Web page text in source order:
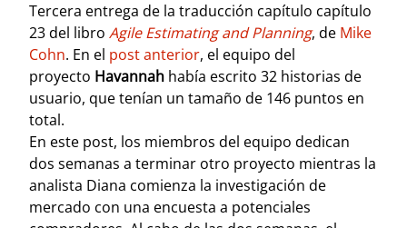
Tercera entrega de la traducción capítulo capítulo
23 del libro Agile Estimating and Planning, de Mike
Cohn. En el post anterior, el equipo del
proyecto Havannah había escrito 32 historias de
usuario, que tenían un tamaño de 146 puntos en
total.
En este post, los miembros del equipo dedican
dos semanas a terminar otro proyecto mientras la
analista Diana comienza la investigación de
mercado con una encuesta a potenciales